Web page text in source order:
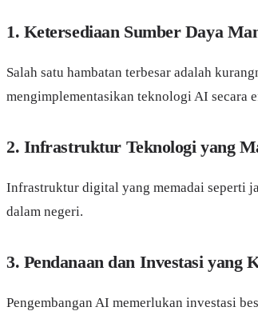
1. Ketersediaan Sumber Daya
Salah satu hambatan terbesar adalah
mengimplementasikan teknologi AI secara
2. Infrastruktur Teknologi yang
Infrastruktur digital yang memadai seperti
dalam negeri.
3. Pendanaan dan Investasi yang
Pengembangan AI memerlukan investasi